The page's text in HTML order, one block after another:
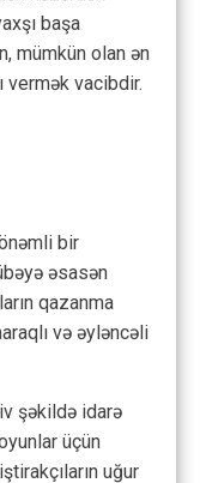
başa
mümkün olan ən
vermək vacibdir.
bir
əsasən
qazanma
və əyləncəli
şəkildə idarə
üçün
uğur